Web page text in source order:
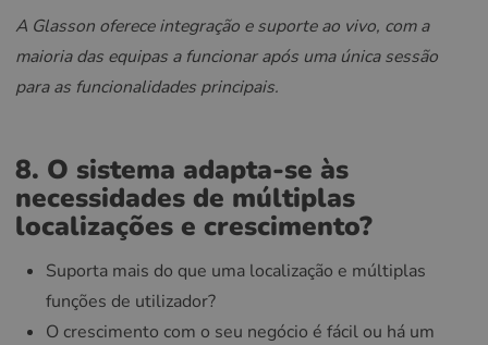
A Glasson oferece integração e suporte ao vivo, com a
maioria das equipas a funcionar após uma única sessão
para as funcionalidades principais.
8. O sistema adapta-se às
necessidades de múltiplas
localizações e crescimento?
Suporta mais do que uma localização e múltiplas
funções de utilizador?
O crescimento com o seu negócio é fácil ou há um